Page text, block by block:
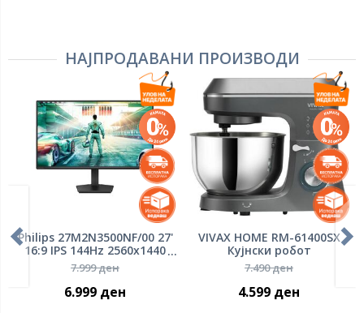
НАЈПРОДАВАНИ ПРОИЗВОДИ
Philips 27M2N3500NF/00 27'
16:9 IPS 144Hz 2560x1440
HDMI x 1x 2.0 DP x 1x 1.4
7.999 ден
6.999 ден
VIVAX HOME RM-61400SX
Кујнски робот
7.490 ден
4.599 ден